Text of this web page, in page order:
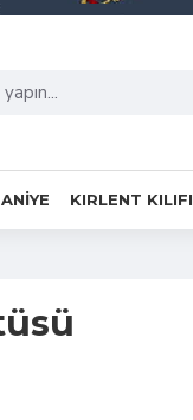
KIRLENT KILIFI